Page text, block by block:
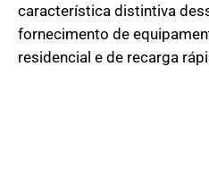
característica distintiva
fornecimento de
residencial e de recarga